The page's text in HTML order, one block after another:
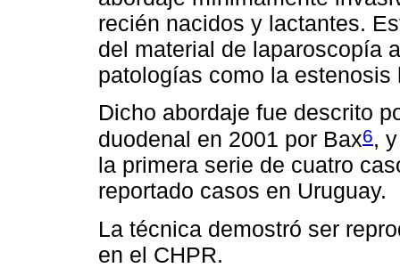
recién nacidos y lactantes.
del material de laparoscopía
patologías como la
Dicho abordaje fue descrito
duodenal en 2001 por Bax6,
la primera serie de cuatro
reportado casos en Uruguay.
La técnica demostró ser
en el CHPR.